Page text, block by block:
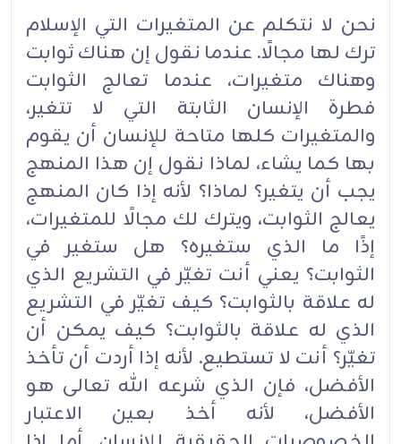
نحن لا نتكلم عن المتغيرات التي الإسلام
ترك لها مجالًا. عندما نقول إن هناك ثوابت
وهناك متغيرات، عندما ‏تعالج الثوابت
فطرة الإنسان الثابتة التي لا تتغير،
والمتغيرات كلها متاحة للإنسان أن يقوم
بها كما يشاء، ‏لماذا نقول إن هذا المنهج
يجب أن يتغير؟ لماذا؟ لأنه إذا كان المنهج
يعالج الثوابت، ويترك لك مجالًا ‏للمتغيرات،
إذًا ما الذي ستغيره؟ هل ستغير في
الثوابت؟ يعني أنت تغيّر في التشريع الذي
له علاقة بالثوابت؟ ‏كيف تغيّر في التشريع
الذي له علاقة بالثوابت؟ كيف يمكن أن
تغيّر؟ أنت لا تستطيع. لأنه إذا أردت أن تأخذ
‏الأفضل، فإن الذي شرعه الله تعالى هو
الأفضل، لأنه أخذ بعين الاعتبار